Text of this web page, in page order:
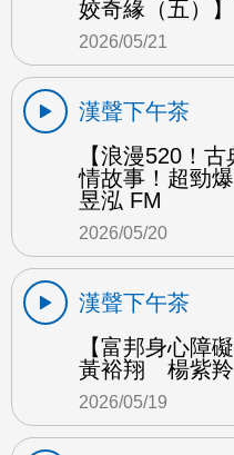
姣奇緣（五）
2026/05/21
漢聲下午茶
【浪漫520！
情故事！超勁
昱泓 FM
2026/05/20
漢聲下午茶
【富邦身心障
黃裕翔 楊紫
2026/05/19